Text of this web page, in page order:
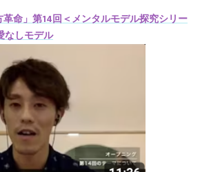
命」第14回＜メンタルモデル探究シリー
なしモデル